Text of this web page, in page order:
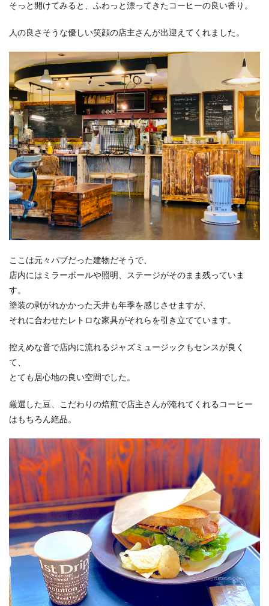
そっと開けてみると、ふわっと漂ってきたコーヒーの良い香り。
人の良さそうな優しい笑顔の店主さんが出迎えてくれました。
ここは元々パブだった建物だそうで、
店内にはミラーボールや照明、ステージがそのまま残っていま
す。
塗装の剥がれかかった天井も年季を感じさせますが、
それに合わせたレトロな家具がそれらを引き立てています。
控えめな音で店内に流れるジャズミュージックもセンスが良く
て、
とても居心地の良い空間でした。
厳選した豆、こだわりの焙煎で店主さんが淹れてくれるコーヒー
はもちろん絶品。